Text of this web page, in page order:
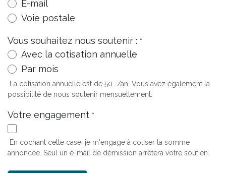
E-mail
Voie postale
Vous souhaitez nous soutenir : *
Avec la cotisation annuelle
Par mois
La cotisation annuelle est de 50.-/an. Vous avez également la
possibilité de nous soutenir mensuellement.
Votre engagement *
En cochant cette case, je m'engage à cotiser la somme
annoncée. Seul un e-mail de démission arrêtera votre soutien.